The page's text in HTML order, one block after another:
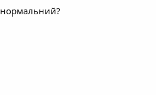
нормальний?